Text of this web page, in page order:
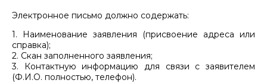
Электронное письмо должно содержать:
1. Наименование заявления (присвоение адреса или
справка);
2. Скан заполненного заявления;
3. Контактную информацию для связи с заявителем
(Ф.И.О. полностью, телефон).